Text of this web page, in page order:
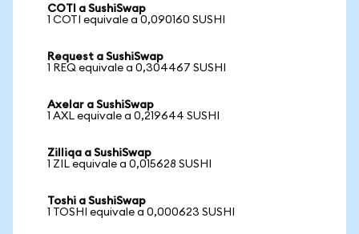
COTI a SushiSwap
1 COTI equivale a 0,090160 SUSHI
Request a SushiSwap
1 REQ equivale a 0,304467 SUSHI
Axelar a SushiSwap
1 AXL equivale a 0,219644 SUSHI
Zilliqa a SushiSwap
1 ZIL equivale a 0,015628 SUSHI
Toshi a SushiSwap
1 TOSHI equivale a 0,000623 SUSHI